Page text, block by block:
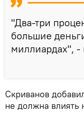
"Два-три
большие
миллиардах", -
Скриванов
не должна влиять